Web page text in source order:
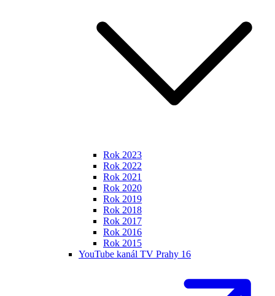
Rok 2023
Rok 2022
Rok 2021
Rok 2020
Rok 2019
Rok 2018
Rok 2017
Rok 2016
Rok 2015
YouTube kanál TV Prahy 16